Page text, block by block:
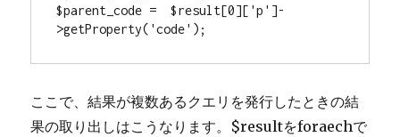
$parent_code =  $result[0]['p']-
>getProperty('code');
ここで、結果が複数あるクエリを発行したときの結
果の取り出しはこうなります。$resultをforaechで